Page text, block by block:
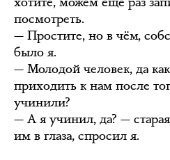
посмотреть.
— Простите, но в чём,
было я.
— Молодой человек, да
приходить к нам после
учинили?
— А я учинил, да? —
им в глаза, спросил я.